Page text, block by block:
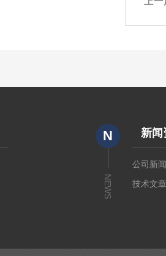
N
NEWS
新闻
公司新
技术文